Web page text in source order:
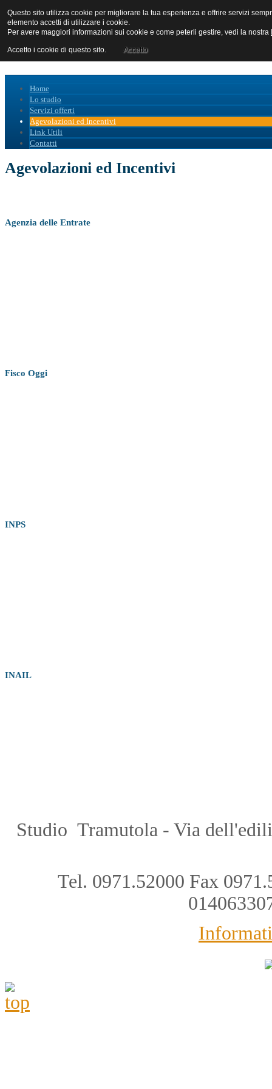
Home
Lo studio
Servizi offerti
Agevolazioni ed Incentivi
Link Utili
Contatti
Agevolazioni ed Incentivi
Agenzia delle Entrate
Fisco Oggi
INPS
INAIL
Studio Tramutola - Via
Tel. 0971.52000 Fax
Questo sito utilizza cookie per migliorare la tua esperienza e offrire servizi
elemento accetti di utilizzare i cookie.
Per avere maggiori informazioni sui cookie e come peterli gestire, vedi la nostra
Accetto i cookie di questo sito. Accetto